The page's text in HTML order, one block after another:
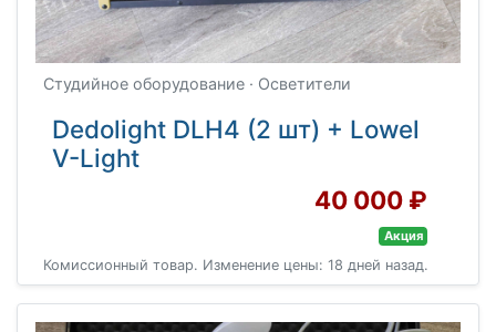
Студийное оборудование · Осветители
Dedolight DLH4 (2 шт) + Lowel
V-Light
40 000 ₽
Акция
Комиссионный товар. Изменение цены: 18 дней назад.